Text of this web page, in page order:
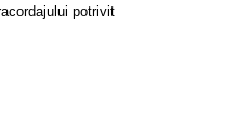
potrivit